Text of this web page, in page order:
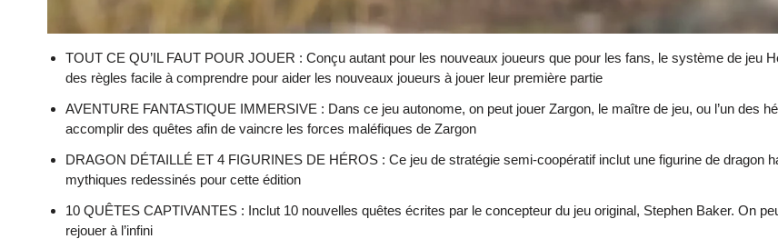
TOUT CE QU’IL FAUT POUR JOUER : Conçu autant pour les nouveaux joueurs que pour les fans, le système de jeu
des règles facile à comprendre pour aider les nouveaux joueurs à jouer leur première partie
AVENTURE FANTASTIQUE IMMERSIVE : Dans ce jeu autonome, on peut jouer Zargon, le maître de jeu, ou l’un des
accomplir des quêtes afin de vaincre les forces maléfiques de Zargon
DRAGON DÉTAILLÉ ET 4 FIGURINES DE HÉROS : Ce jeu de stratégie semi-coopératif inclut une figurine de dragon
mythiques redessinés pour cette édition
10 QUÊTES CAPTIVANTES : Inclut 10 nouvelles quêtes écrites par le concepteur du jeu original, Stephen Baker. On
rejouer à l’infini